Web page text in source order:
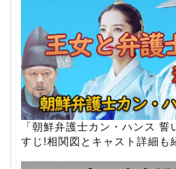
「朝鮮弁護士カン・ハンス 誓
すじ!相関図とキャスト詳細も